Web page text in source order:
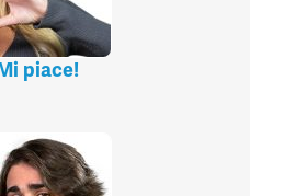
piace!